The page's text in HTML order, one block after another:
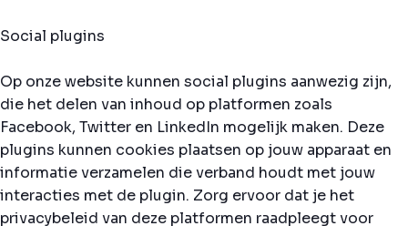
Social plugins
Op onze website kunnen social plugins aanwezig zijn,
die het delen van inhoud op platformen zoals
Facebook, Twitter en LinkedIn mogelijk maken. Deze
plugins kunnen cookies plaatsen op jouw apparaat en
informatie verzamelen die verband houdt met jouw
interacties met de plugin. Zorg ervoor dat je het
privacybeleid van deze platformen raadpleegt voor